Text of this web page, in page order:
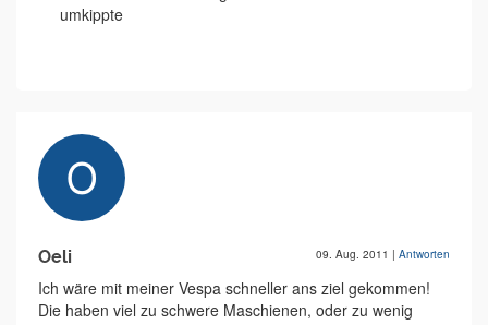
umkippte
Oeli 09. Aug. 2011 | Antworten
Ich wäre mit meiner Vespa schneller ans ziel gekommen!
Die haben viel zu schwere Maschienen, oder zu wenig